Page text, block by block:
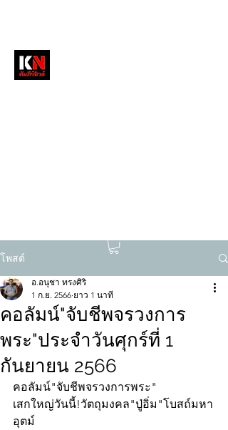
โพสต์
คอลัมน์"จับชีพจรวงการ
พระ"ประจำวันศุกร์ที่ 1
กันยายน 2566
อ.อนุชา ทรงศิริ
1 ก.ย. 2566 ยาว 1 นาที
คอลัมน์"จับชีพจรวงการพระ"
เสกใหญ่วันนี้!วัตถุมงคล"ปู่อิ่ม"โบสถ์มหา
อุตม์